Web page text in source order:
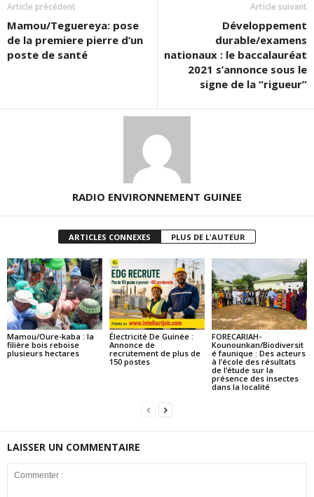
Article précédent
Mamou/Teguereya: pose
de la premiere pierre d’un
poste de santé
Article suivant
Développement
durable/examens
nationaux : le baccalauréat
2021 s’annonce sous le
signe de la “rigueur”
RADIO ENVIRONNEMENT GUINEE
ARTICLES CONNEXES PLUS DE L'AUTEUR
Mamou/Oure-kaba : la
filière bois reboise
plusieurs hectares
Électricité De Guinée :
Annonce de
recrutement de plus de
150 postes
FORECARIAH-
Kounounkan/Biodiversit
é faunique : Des acteurs
à l’école des résultats
de l’étude sur la
présence des insectes
dans la localité
LAISSER UN COMMENTAIRE